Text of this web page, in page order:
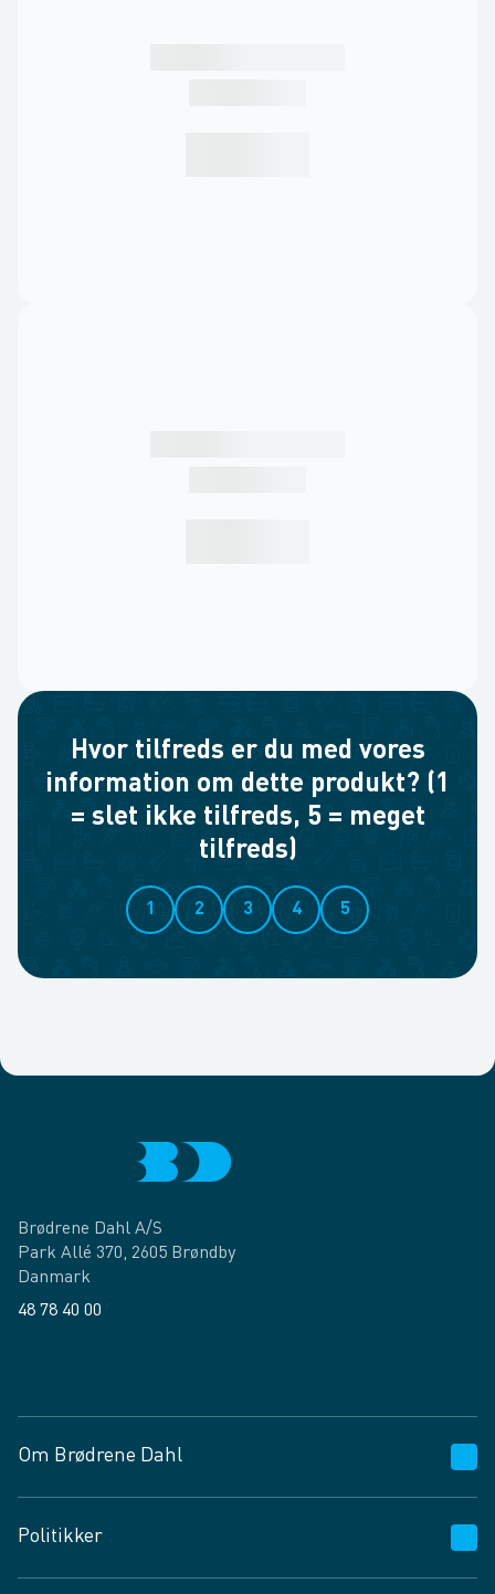
Hvor tilfreds er du med vores
information om dette produkt? (1
= slet ikke tilfreds, 5 = meget
tilfreds)
1 2 3 4 5
Brødrene Dahl A/S
Park Allé 370, 2605 Brøndby
Danmark
48 78 40 00
Om Brødrene Dahl
Vagttelefon 30 10 89 89
Spørgsmål og svar
Politikker